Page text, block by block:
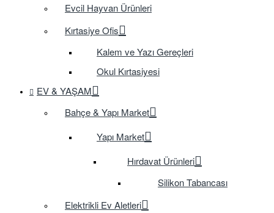
Evcil Hayvan Ürünleri
Kırtasiye Ofis
Kalem ve Yazı Gereçleri
Okul Kırtasiyesi
EV & YAŞAM
Bahçe & Yapı Market
Yapı Market
Hırdavat Ürünleri
Silikon Tabancası
Elektrikli Ev Aletleri